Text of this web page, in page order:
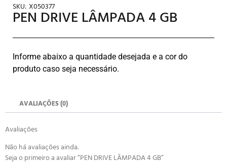
SKU: X050377
PEN DRIVE LÂMPADA 4 GB
Informe abaixo a quantidade desejada e a cor do
produto caso seja necessário.
AVALIAÇÕES (0)
Avaliações
Não há avaliações ainda.
Seja o primeiro a avaliar “PEN DRIVE LÂMPADA 4 GB”